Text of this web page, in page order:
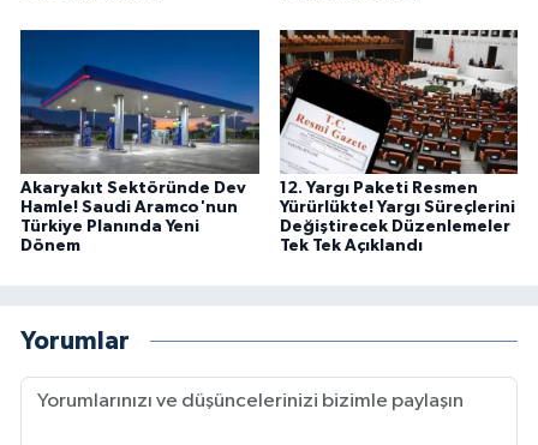
Akaryakıt Sektöründe Dev
Hamle! Saudi Aramco'nun
Türkiye Planında Yeni
Dönem
12. Yargı Paketi Resmen
Yürürlükte! Yargı Süreçlerini
Değiştirecek Düzenlemeler
Tek Tek Açıklandı
Yorumlar